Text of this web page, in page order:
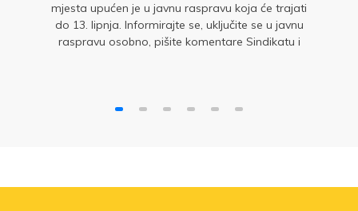
mjesta upućen je u javnu raspravu koja će trajati
do 13. lipnja. Informirajte se, uključite se u javnu
raspravu osobno, pišite komentare Sindikatu i